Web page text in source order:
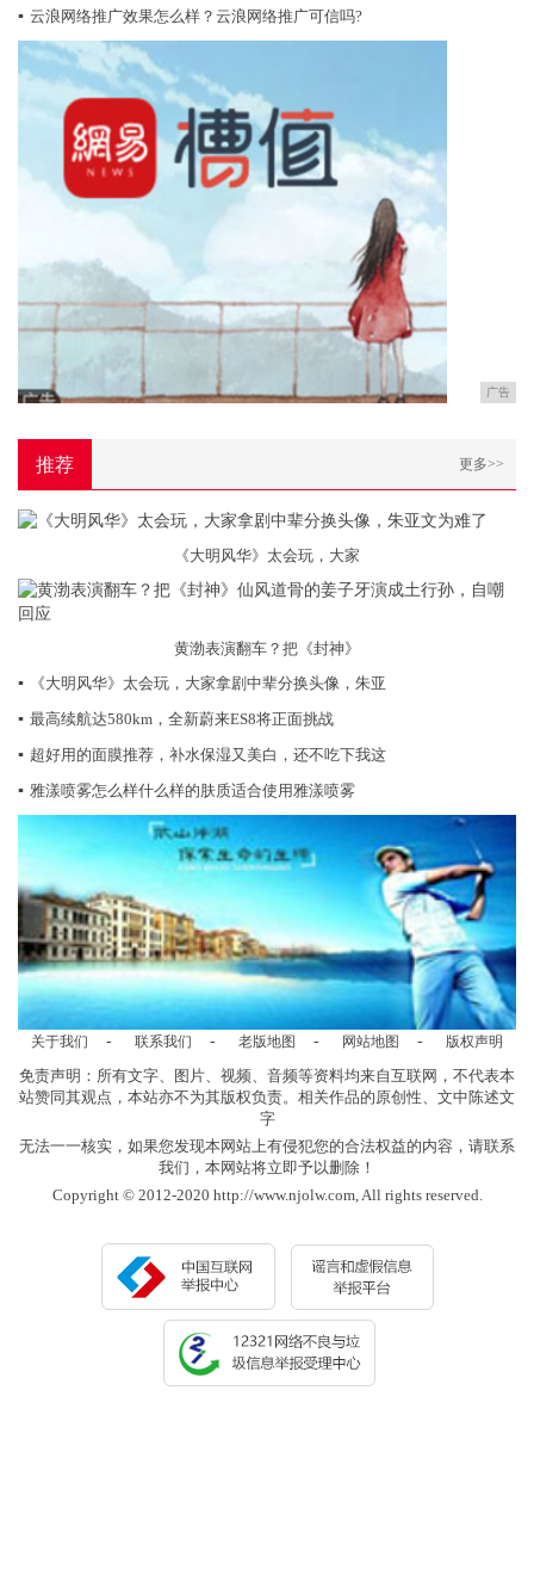
▪ 云浪网络推广效果怎么样？云浪网络推广可信吗?
广告
推荐 更多>>
《大明风华》太会玩，大家
黄渤表演翻车？把《封神》
▪
《大明风华》太会玩，大家拿剧中辈分换头像，朱亚
▪ 最高续航达580km，全新蔚来ES8将正面挑战
▪ 超好用的面膜推荐，补水保湿又美白，还不吃下我这
▪ 雅漾喷雾怎么样什么样的肤质适合使用雅漾喷雾
关于我们 - 联系我们 - 老版地图 - 网站地图 - 版权声明
免责声明：所有文字、图片、视频、音频等资料均来自互联网，不代表本
站赞同其观点，本站亦不为其版权负责。相关作品的原创性、文中陈述文
字
无法一一核实，如果您发现本网站上有侵犯您的合法权益的内容，请联系
我们，本网站将立即予以删除！
Copyright © 2012-2020 http://www.njolw.com, All rights reserved.